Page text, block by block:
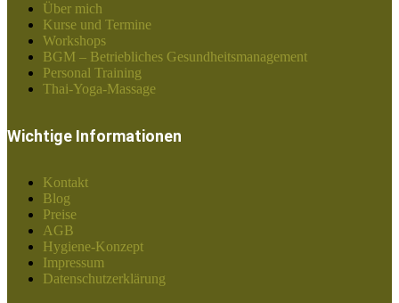
Über mich
Kurse und Termine
Workshops
BGM – Betriebliches Gesundheitsmanagement
Personal Training
Thai-Yoga-Massage
Wichtige Informationen
Kontakt
Blog
Preise
AGB
Hygiene-Konzept
Impressum
Datenschutzerklärung